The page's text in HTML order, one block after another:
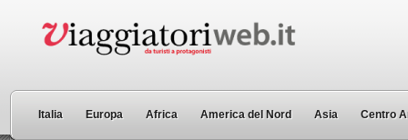
Italia Europa Africa America del Nord Asia Centro